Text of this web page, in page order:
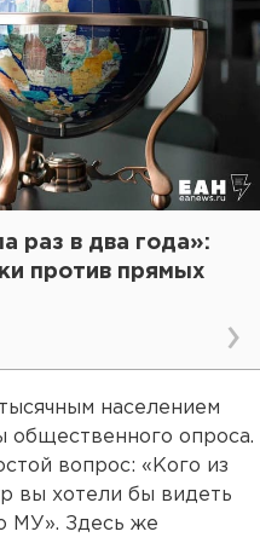
раз в два года»:
против прямых
населением
общественного опроса.
вопрос: «Кого из
вы хотели бы видеть
МУ». Здесь же